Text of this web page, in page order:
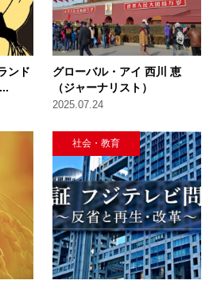
ンド
グローバル・アイ 西川 恵
（ジャーナリスト）
2025.07.24
社会・教育